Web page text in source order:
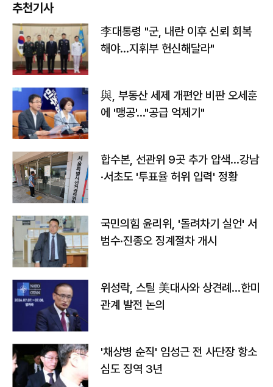
추천기사
李대통령 "군, 내란 이후 신뢰 회복
해야…지휘부 헌신해달라"
與, 부동산 세제 개편안 비판 오세훈
에 '맹공'…"공급 억제기"
합수본, 선관위 9곳 추가 압색…강남
·서초도 '투표율 허위 입력' 정황
국민의힘 윤리위, '돌려차기 실언' 서
범수·진종오 징계절차 개시
위성락, 스틸 美대사와 상견례…한미
관계 발전 논의
'채상병 순직' 임성근 전 사단장 항소
심도 징역 3년